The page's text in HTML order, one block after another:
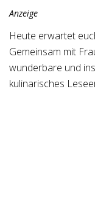
Anzeige
Heute erwartet
Gemeinsam mit
wunderbare und
kulinarisches